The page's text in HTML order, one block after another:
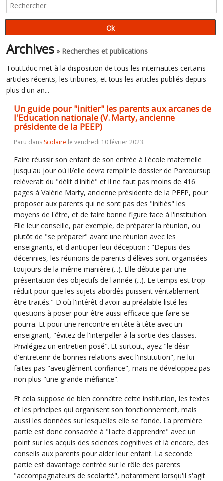
L'EDUCATION NATIONALE (V. MARTY, ANCIENNE PRÉSIDENTE DE LA PEEP)
Archives » Recherches et publications
ToutEduc met à la disposition de tous les internautes certains
articles récents, les tribunes, et tous les articles publiés depuis
plus d'un an...
Un guide pour "initier" les parents aux arcanes de
l'Education nationale (V. Marty, ancienne
présidente de la PEEP)
Paru dans Scolaire le vendredi 10 février 2023.
Faire réussir son enfant de son entrée à l'école maternelle
jusqu'au jour où il/elle devra remplir le dossier de Parcoursup
relèverait du "délit d'initié" et il ne faut pas moins de 416
pages à Valérie Marty, ancienne présidente de la PEEP, pour
proposer aux parents qui ne sont pas des "initiés" les
moyens de l'être, et de faire bonne figure face à l'institution.
Elle leur conseille, par exemple, de préparer la réunion, ou
plutôt de "se préparer" avant une réunion avec les
enseignants, et d'anticiper leur déception : "Depuis des
décennies, les réunions de parents d'élèves sont organisées
toujours de la même manière (...). Elle débute par une
présentation des objectifs de l'année (...). Le temps est trop
réduit pour que les sujets abordés puissent véritablement
être traités." D'où l'intérêt d'avoir au préalable listé les
questions à poser pour être aussi efficace que faire se
pourra. Et pour une rencontre en tête à tête avec un
enseignant, "évitez de l'interpeller à la sortie des classes.
Privilégiez un entretien posé". Et surtout, ayez "le désir
d'entretenir de bonnes relations avec l'institution", ne lui
faites pas "aveuglément confiance", mais ne développez pas
non plus "une grande méfiance".
Et cela suppose de bien connaître cette institution, les textes
et les principes qui organisent son fonctionnement, mais
aussi les données sur lesquelles elle se fonde. La première
partie est donc consacrée à "l'acte d'apprendre" avec un
point sur les acquis des sciences cognitives et là encore, des
conseils aux parents pour aider leur enfant. La seconde
partie est davantage centrée sur le rôle des parents
"accompagnateurs de scolarité", notamment lorsqu'il s'agit